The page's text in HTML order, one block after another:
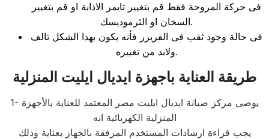
فى حركة المروحة فقط قم بتغيير تايمر الاذابة او قم بتغيير
السخان او الثرموديسك.
فى حالة وجود ثقب فى الفريزر فأنه يكون بهذا الشكل تالف
ولابد من تغييره.
طريقة العناية باجهزة ايديال ايليت المنزلية
1- يوصى مركز صيانة ايديال ايليت مصر المعتمد للعناية بالأجهزة
المنزلية الكهربائية انه
يجب قراءة ارشادات المستخدم المرفقة بالجهاز بعناية وذلك